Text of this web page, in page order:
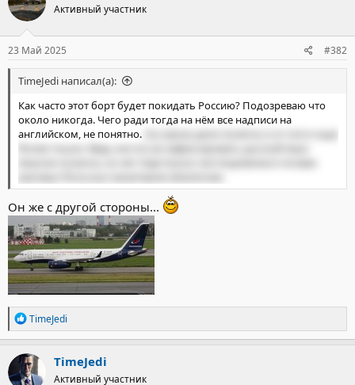
Активный участник
23 Май 2025 #382
TimeJedi написал(а):
Как часто этот борт будет покидать Россию? Подозреваю что
около никогда. Чего ради тогда на нём все надписи на
английском, не понятно.
На самом деле понятно и от этого ещё
более тошно. Ведь могли же зафиксировать русский язык
Он же с другой стороны...
Р
е
а
к
ц
и
TimeJedi
TimeJedi
Активный участник